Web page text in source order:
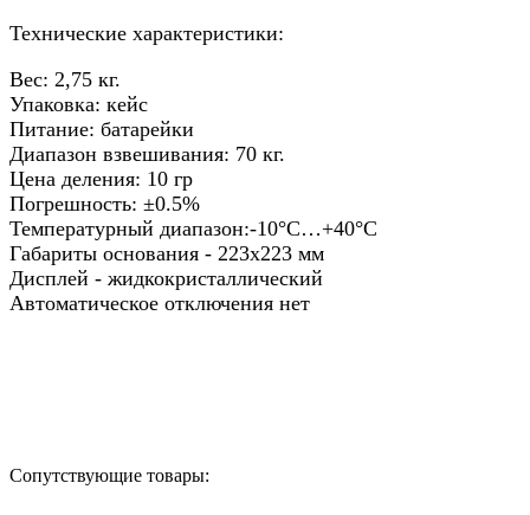
Технические характеристики:
Вес: 2,75 кг.
Упаковка: кейс
Питание: батарейки
Диапазон взвешивания: 70 кг.
Цена деления: 10 гр
Погрешность: ±0.5%
Температурный диапазон:-10°C…+40°C
Габариты основания - 223х223 мм
Дисплей - жидкокристаллический
Автоматическое отключения нет
Сопутствующие товары: